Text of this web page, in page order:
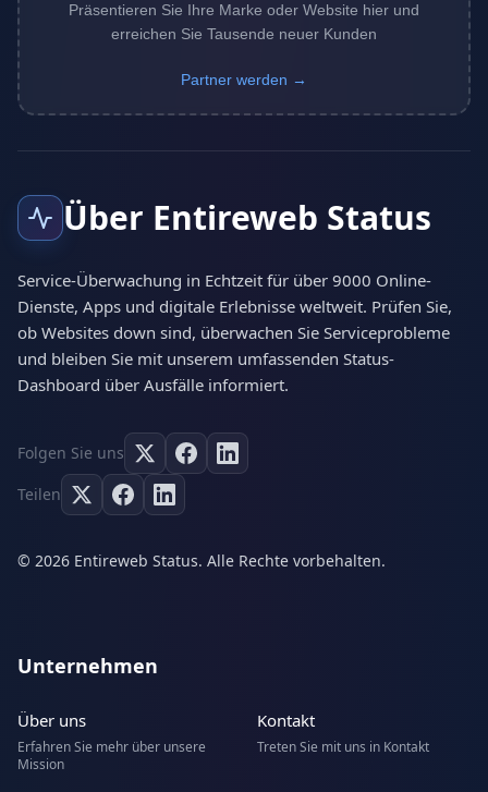
Präsentieren Sie Ihre Marke oder Website hier und
erreichen Sie Tausende neuer Kunden
Partner werden →
Über Entireweb Status
Service-Überwachung in Echtzeit für über 9000 Online-
Dienste, Apps und digitale Erlebnisse weltweit. Prüfen Sie,
ob Websites down sind, überwachen Sie Serviceprobleme
und bleiben Sie mit unserem umfassenden Status-
Dashboard über Ausfälle informiert.
Folgen Sie uns
Teilen
© 2026 Entireweb Status. Alle Rechte vorbehalten.
Unternehmen
Über uns
Erfahren Sie mehr über unsere
Mission
Kontakt
Treten Sie mit uns in Kontakt